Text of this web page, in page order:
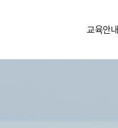
교육안내